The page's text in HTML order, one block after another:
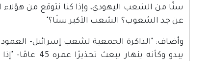
سنًا من الشعب اليهودي، وإذا كنا نتوقع من هؤلاء
عن جد الشعوب؟ الشعب الأكبر سنًا؟"
وأضاف: "الذاكرة الجمعية لشعب إسرائيل-
يبدو وكأنه